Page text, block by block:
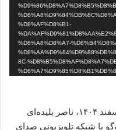
%D8%AF%D8%B1-
%D8%A8%D8%A7-
8C-
حزب مردم بلوچستان/ روز شنبه ۲۳ اسفند ۱۴۰۴، ناصر بلیده‌ای
با شبکه تلویزیونی صدای